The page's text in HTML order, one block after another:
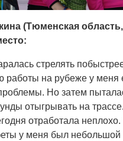
(Тюменская
стрелять
работы на рубеже у меня
Но затем
отыгрывать на
отработала
у меня был